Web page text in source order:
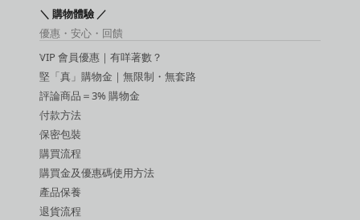
敏感提升用品
延時噴霧
吸啜器
震蛋
SM 玩具
SM 手扣
潤滑液
＼ 購物體驗 ／
優惠・安心・回饋
VIP 會員優惠｜有咩著數？
堅「真」購物金｜無限制・無套路
評論商品＝3% 購物金
付款方法
保密包裝
購買流程
購買金及優惠碼使用方法
產品保養
退貨流程